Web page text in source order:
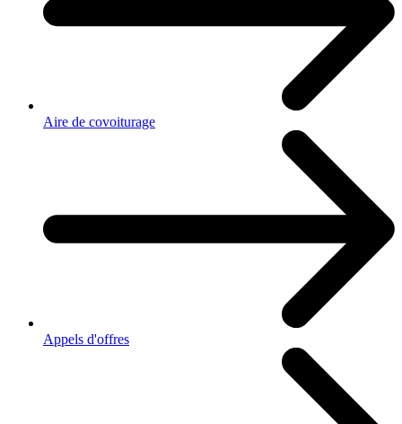
Aire de covoiturage
Appels d'offres